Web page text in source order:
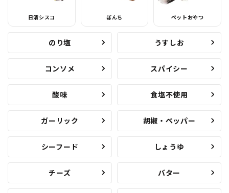
日清シスコ ぼんち ペットおやつ
のり塩 うすしお
コンソメ スパイシー
酸味 食塩不使用
ガーリック 胡椒・ペッパー
シーフード しょうゆ
チーズ バター